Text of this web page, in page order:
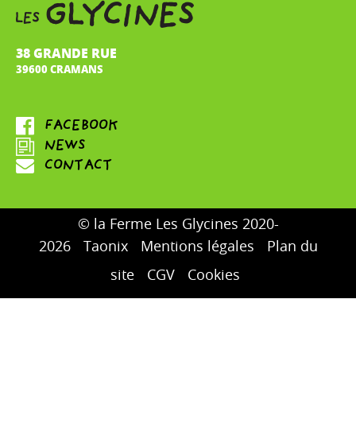
38 GRANDE RUE
39600 CRAMANS
© la Ferme Les Glycines 2020-
2026
Taonix Mentions légales
Plan du
site
CGV Cookies